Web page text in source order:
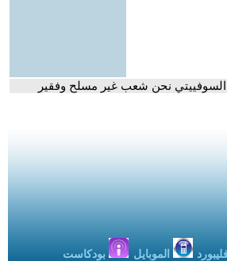
نحن شعب غير مسلح وفقير
الموبايل بودكاست